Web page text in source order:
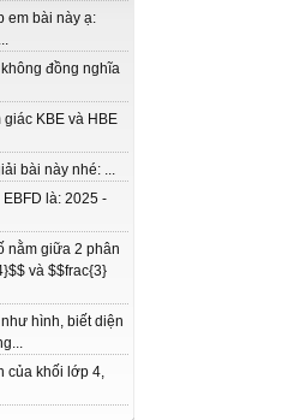
em bài này ạ:
đồng nghĩa
giác KBE và HBE
bài này nhé: ...
là: 2025 -
nằm giữa 2 phân
và $$frac{3}
hình, biết diện
của khối lớp 4,